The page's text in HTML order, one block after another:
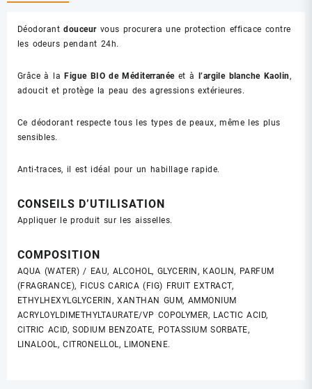
Déodorantdouceurvous procurera une protection efficace contre
les odeurs pendant 24h.
Grâce à la Figue BIO de Méditerranéeet à l’argile blanche Kaolin,
adoucit et protège la peau des agressions extérieures.
Ce déodorant respecte tous les types de peaux, même les plus
sensibles.
Anti-traces, il est idéal pour un habillage rapide.
CONSEILS D’UTILISATION
Appliquer le produit sur les aisselles.
COMPOSITION
AQUA (WATER) / EAU, ALCOHOL, GLYCERIN, KAOLIN, PARFUM
(FRAGRANCE), FICUS CARICA (FIG) FRUIT EXTRACT,
ETHYLHEXYLGLYCERIN, XANTHAN GUM, AMMONIUM
ACRYLOYLDIMETHYLTAURATE/VP COPOLYMER, LACTIC ACID,
CITRIC ACID, SODIUM BENZOATE, POTASSIUM SORBATE,
LINALOOL, CITRONELLOL, LIMONENE.